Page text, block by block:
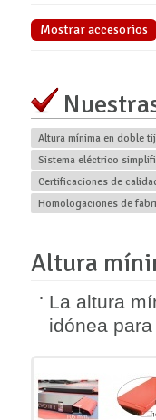
Mostrar accesorios
Altura mínima en doble
Sistema eléctrico
Certificaciones de
Homologaciones de
Altura
La altura
idónea